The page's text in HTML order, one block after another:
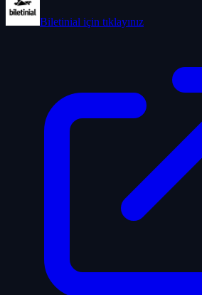
Biletinial için tıklayınız